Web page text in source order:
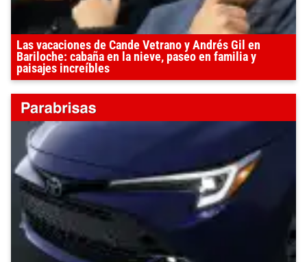
Las vacaciones de Cande Vetrano y Andrés Gil en
Bariloche: cabaña en la nieve, paseo en familia y
paisajes increíbles